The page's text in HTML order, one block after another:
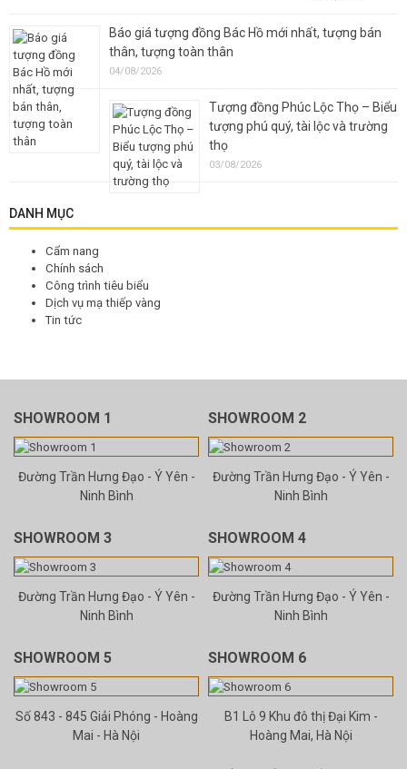
Báo giá tượng đồng Bác Hồ mới nhất, tượng bán
thân, tượng toàn thân
04/08/2026
Tượng đồng Phúc Lộc Thọ – Biểu
tượng phú quý, tài lộc và trường
thọ
03/08/2026
DANH MỤC
Cẩm nang
Chính sách
Công trình tiêu biểu
Dịch vụ mạ thiếp vàng
Tin tức
SHOWROOM 1
Đường Trần Hưng Đạo - Ý Yên -
Ninh Bình
SHOWROOM 2
Đường Trần Hưng Đạo - Ý Yên -
Ninh Bình
SHOWROOM 3
Đường Trần Hưng Đạo - Ý Yên -
Ninh Bình
SHOWROOM 4
Đường Trần Hưng Đạo - Ý Yên -
Ninh Bình
SHOWROOM 5
Số 843 - 845 Giải Phóng - Hoàng
Mai - Hà Nội
SHOWROOM 6
B1 Lô 9 Khu đô thị Đại Kim -
Hoàng Mai, Hà Nội